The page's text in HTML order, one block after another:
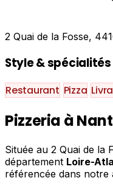
2 Quai de la Fosse,
Style & spécialités
Restaurant Pizza
Pizzeria à
Située au 2 Quai de la
département Loire-
référencée dans notre